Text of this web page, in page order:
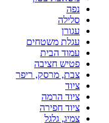
נפה
סלילה
עגורן
עגלת משטחים
עמוד הבית
פטיש חציבה
צבת, מרסק, ריפר
ציוד
ציוד הרמה
ציוד חפירה
צמיג, גלגל